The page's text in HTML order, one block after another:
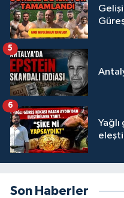
5
Yağlı
6
Son Haberler